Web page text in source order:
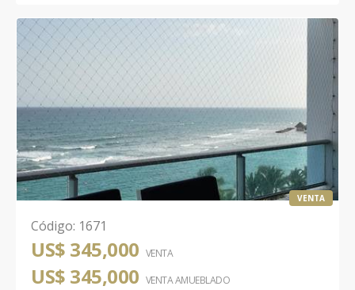
VENTA
Código: 1671
US$ 345,000 VENTA
US$ 345,000 VENTA AMUEBLADO